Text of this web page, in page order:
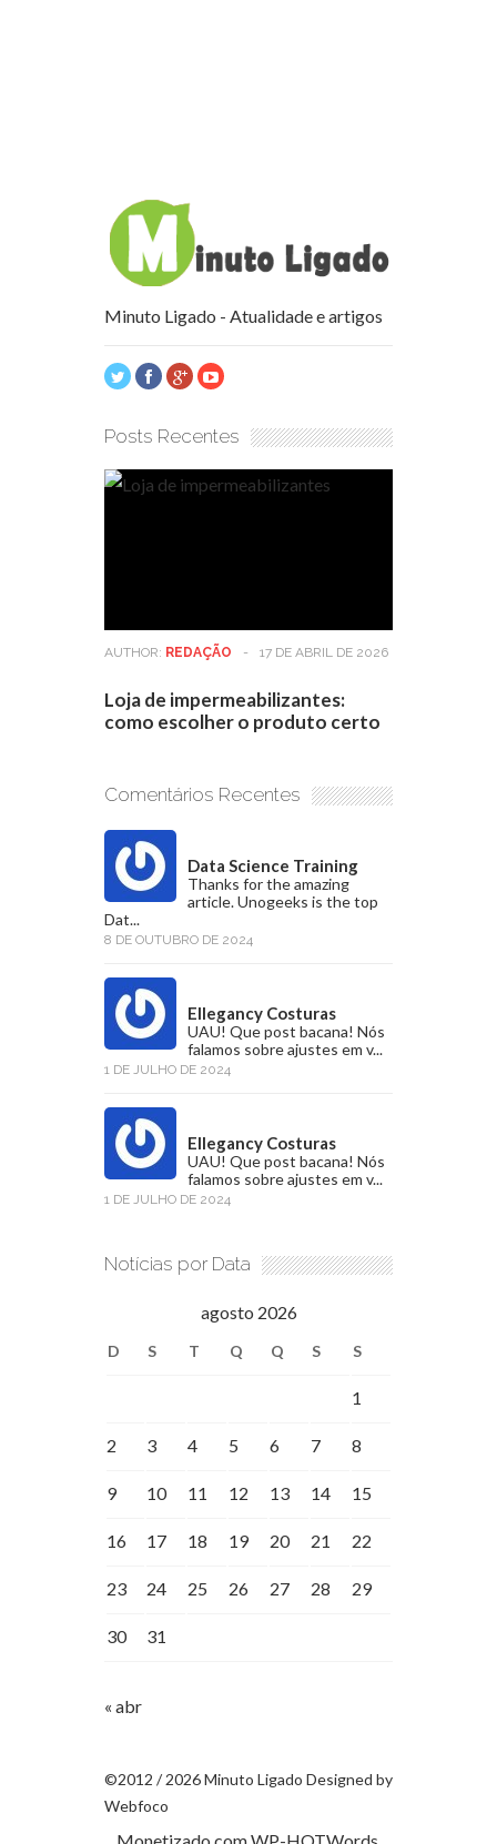
Minuto Ligado - Atualidade e artigos
Posts Recentes
AUTHOR: REDAÇÃO - 17 DE ABRIL DE 2026
Loja de impermeabilizantes:
como escolher o produto certo
Comentários Recentes
Data Science Training
Thanks for the amazing
article. Unogeeks is the top
Dat...
8 DE OUTUBRO DE 2024
Ellegancy Costuras
UAU! Que post bacana! Nós
falamos sobre ajustes em v...
1 DE JULHO DE 2024
Ellegancy Costuras
UAU! Que post bacana! Nós
falamos sobre ajustes em v...
1 DE JULHO DE 2024
Notícias por Data
agosto 2026
D S T Q Q S S
1
2 3 4 5 6 7 8
9 10 11 12 13 14 15
16 17 18 19 20 21 22
23 24 25 26 27 28 29
30 31
« abr
©2012 / 2026 Minuto Ligado Designed by
Webfoco